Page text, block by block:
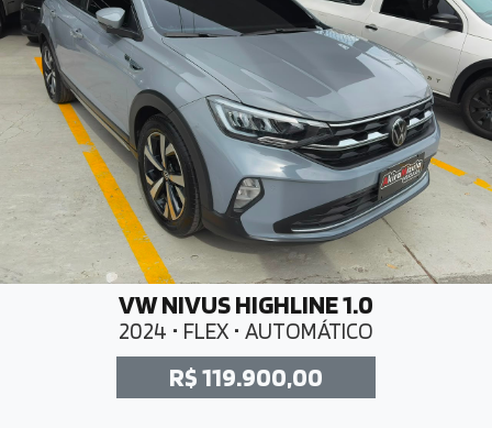
VW NIVUS HIGHLINE 1.0
2024 • FLEX • AUTOMÁTICO
R$ 119.900,00